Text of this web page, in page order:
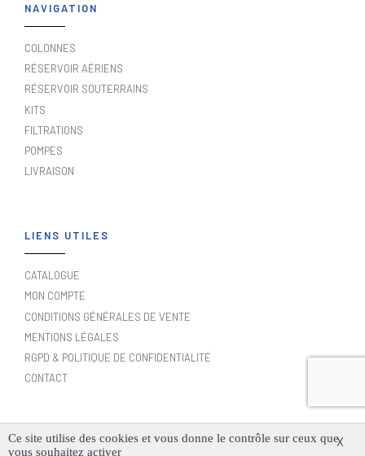
NAVIGATION
COLONNES
RÉSERVOIR AÉRIENS
RÉSERVOIR SOUTERRAINS
KITS
FILTRATIONS
POMPES
LIVRAISON
LIENS UTILES
CATALOGUE
MON COMPTE
CONDITIONS GÉNÉRALES DE VENTE
MENTIONS LÉGALES
RGPD & POLITIQUE DE CONFIDENTIALITÉ
CONTACT
X
Ce site utilise des cookies et vous donne le contrôle sur ceux que
vous souhaitez activer